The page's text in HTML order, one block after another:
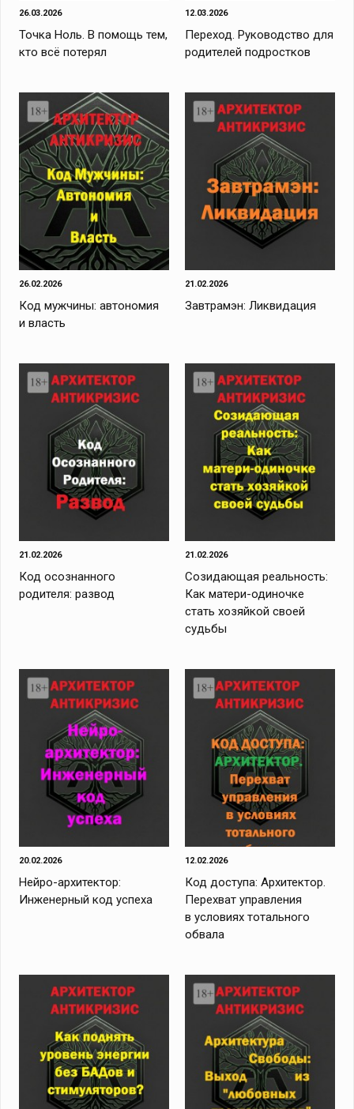
26.03.2026
Точка Ноль. В помощь тем,
кто всё потерял
12.03.2026
Переход. Руководство для
родителей подростков
26.02.2026
Код мужчины: автономия
и власть
21.02.2026
Завтрамэн: Ликвидация
21.02.2026
Код осознанного
родителя: развод
21.02.2026
Созидающая реальность:
Как матери-одиночке
стать хозяйкой своей
судьбы
20.02.2026
Нейро-архитектор:
Инженерный код успеха
12.02.2026
Код доступа: Архитектор.
Перехват управления
в условиях тотального
обвала